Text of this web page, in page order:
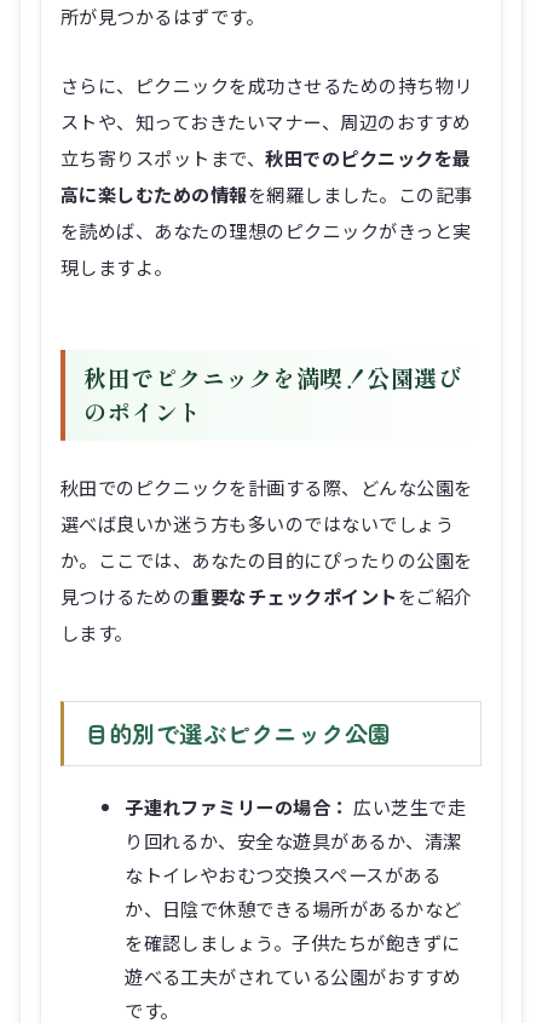
所が見つかるはずです。
さらに、ピクニックを成功させるための持ち物リ
ストや、知っておきたいマナー、周辺のおすすめ
立ち寄りスポットまで、秋田でのピクニックを最
高に楽しむための情報を網羅しました。この記事
を読めば、あなたの理想のピクニックがきっと実
現しますよ。
秋田でピクニックを満喫！公園選び
のポイント
秋田でのピクニックを計画する際、どんな公園を
選べば良いか迷う方も多いのではないでしょう
か。ここでは、あなたの目的にぴったりの公園を
見つけるための重要なチェックポイントをご紹介
します。
目的別で選ぶピクニック公園
子連れファミリーの場合： 広い芝生で走
り回れるか、安全な遊具があるか、清潔
なトイレやおむつ交換スペースがある
か、日陰で休憩できる場所があるかなど
を確認しましょう。子供たちが飽きずに
遊べる工夫がされている公園がおすすめ
です。